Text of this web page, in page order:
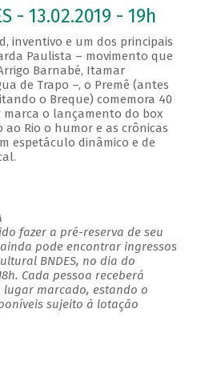
- 13.02.2019 - 19h
inventivo e um dos principais
Paulista – movimento que
Barnabé, Itamar
de Trapo –, o Premê (antes
o Breque) comemora 40
marca o lançamento do box
ao Rio o humor e as crônicas
espetáculo dinâmico e de
fazer a pré-reserva de seu
pode encontrar ingressos
BNDES, no dia do
Cada pessoa receberá
marcado, estando o
sujeito à lotação